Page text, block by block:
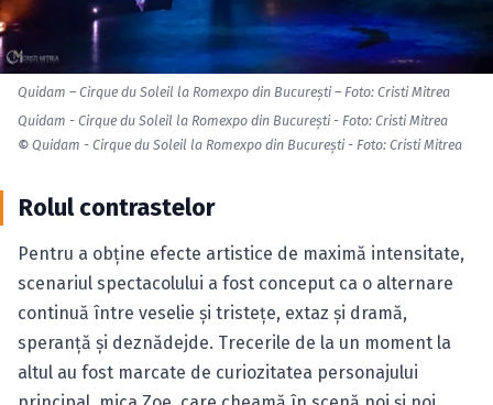
Quidam – Cirque du Soleil la Romexpo din Bucureşti – Foto: Cristi Mitrea
Quidam - Cirque du Soleil la Romexpo din Bucureşti - Foto: Cristi Mitrea
© Quidam - Cirque du Soleil la Romexpo din Bucureşti - Foto: Cristi Mitrea
Rolul contrastelor
Pentru a obţine efecte artistice de maximă intensitate,
scenariul spectacolului a fost conceput ca o alternare
continuă între veselie şi tristeţe, extaz şi dramă,
speranţă şi deznădejde. Trecerile de la un moment la
altul au fost marcate de curiozitatea personajului